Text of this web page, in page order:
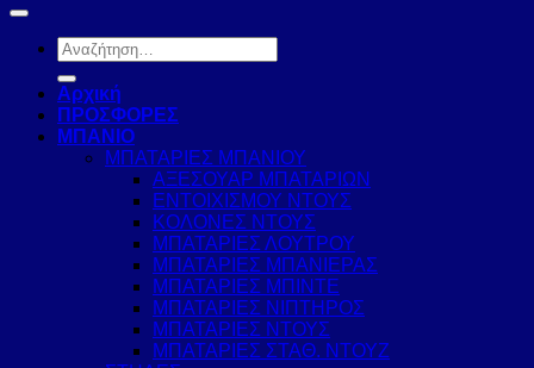
Αναζήτηση
για:
Αρχική
ΠΡΟΣΦΟΡΕΣ
ΜΠΑΝΙΟ
ΜΠΑΤΑΡΙΕΣ ΜΠΑΝΙΟΥ
ΑΞΕΣΟΥΑΡ ΜΠΑΤΑΡΙΩΝ
ΕΝΤΟΙΧΙΣΜΟΥ ΝΤΟΥΣ
ΚΟΛΟΝΕΣ ΝΤΟΥΣ
ΜΠΑΤΑΡΙΕΣ ΛΟΥΤΡΟΥ
ΜΠΑΤΑΡΙΕΣ ΜΠΑΝΙΕΡΑΣ
ΜΠΑΤΑΡΙΕΣ ΜΠΙΝΤΕ
ΜΠΑΤΑΡΙΕΣ ΝΙΠΤΗΡΟΣ
ΜΠΑΤΑΡΙΕΣ ΝΤΟΥΣ
ΜΠΑΤΑΡΙΕΣ ΣΤΑΘ. ΝΤΟΥΖ